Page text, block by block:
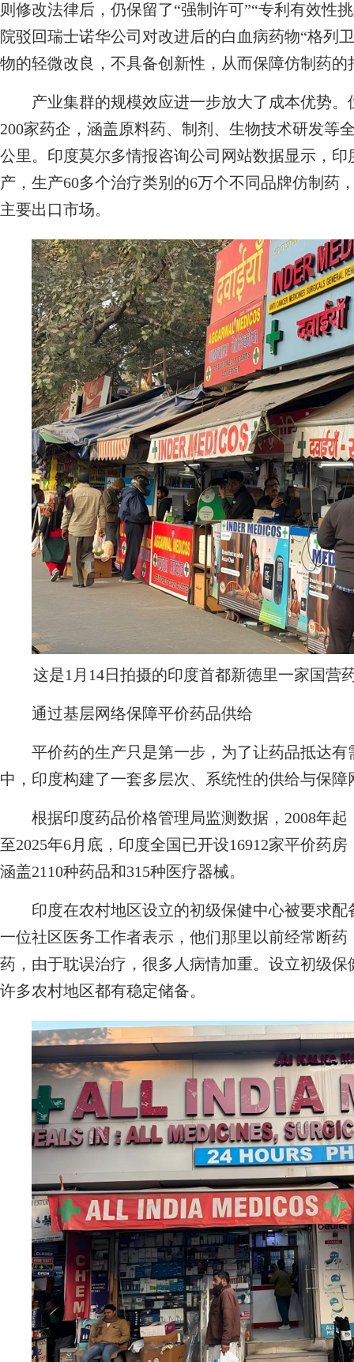
则修改法律后，仍保留了“强制许可”“专利有效性
院驳回瑞士诺华公司对改进后的白血病药物“格列
物的轻微改良，不具备创新性，从而保障仿制药的
产业集群的规模效应进一步放大了成本优势。
200家药企，涵盖原料药、制剂、生物技术研发等
公里。印度莫尔多情报咨询公司网站数据显示，
产，生产60多个治疗类别的6万个不同品牌仿制药
主要出口市场。
这是1月14日拍摄的印度首都新德里一家国营
通过基层网络保障平价药品供给
平价药的生产只是第一步，为了让药品抵达有
中，印度构建了一套多层次、系统性的供给与保障
根据印度药品价格管理局监测数据，2008年起
至2025年6月底，印度全国已开设16912家平价药
涵盖2110种药品和315种医疗器械。
印度在农村地区设立的初级保健中心被要求配
一位社区医务工作者表示，他们那里以前经常断
药，由于耽误治疗，很多人病情加重。设立初级
许多农村地区都有稳定储备。